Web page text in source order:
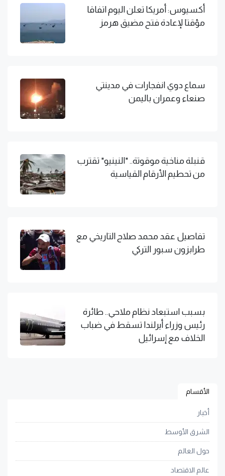
أكسيوس: أمريكا تعلن اليوم اتفاقا
مؤقتا لإعادة فتح مضيق هرمز
سماع دوي انفجارات في مدينتي
صنعاء وعمران باليمن
قنبلة مناخية موقوتة.. "النينيو" تقترب
من تحطيم الأرقام القياسية
تفاصيل عقد محمد صلاح التاريخي مع
طرابزون سبور التركي
بسبب استبعاد نظام ملاحي.. طائرة
رئيس وزراء أيرلندا تسقط في ضباب
الخلاف مع إسرائيل
الأقسام
أخبار
الشرق الأوسط
حول العالم
عالم الاقتصاد